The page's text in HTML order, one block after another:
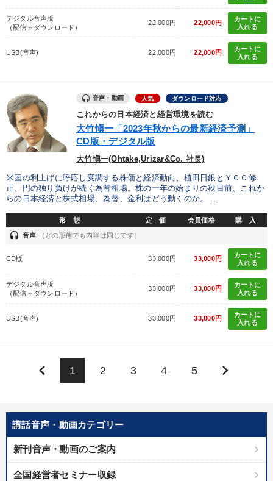
講話音声・動画カテゴリー
新刊音声・動画のご案内
全国経営者セミナー収録
デジタル音声版
（配信＋ダウンロード）
22,000円 22,000円
カートに
入れる
USB(音声) 22,000円 22,000円
カートに
入れる
音声・動画 人気 ダウンロード対応
これからの日本経済と経営環境を読む
大竹愼一「2023年秋からの最新経済予測」
CD版・デジタル版
大竹愼一(Ohtake,Urizar&Co. 社長)
米国の利上げに呼応し変調する株価と経済動向、植田日銀とＹＣＣ修
正、円の独り負けが続く為替相場。株の一年の始まりの秋目前、これか
らの日本経済と株式相場、為替、金利はどう動くのか。 ...
形 態 定 価 会員価格 購 入
headset 音声 （どの形態でも内容は同じです）
CD版 33,000円 33,000円
カートに
入れる
デジタル音声版
（配信＋ダウンロード）
33,000円 33,000円
カートに
入れる
USB(音声) 33,000円 33,000円
カートに
入れる
keyboard_arrow_left 1 2 3 4 5 keyboard_arrow_right